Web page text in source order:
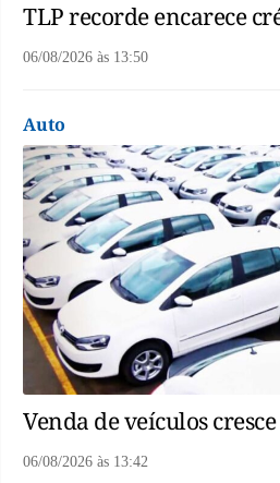
TLP recorde encarece
06/08/2026 às 13:50
Auto
Venda de veículos
06/08/2026 às 13:42